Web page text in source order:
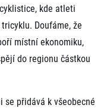
kde atleti
Doufáme, že
místní ekonomiku,
do regionu částkou
přidává k všeobecné